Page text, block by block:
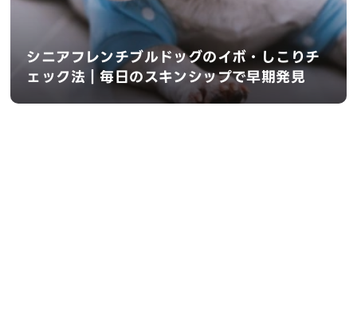
シニアフレンチブルドッグのイボ・しこりチ
ェック法｜毎日のスキンシップで早期発見